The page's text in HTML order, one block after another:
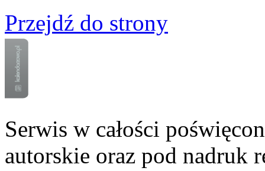
Przejdź do strony
Serwis w całości
autorskie oraz pod nadruk